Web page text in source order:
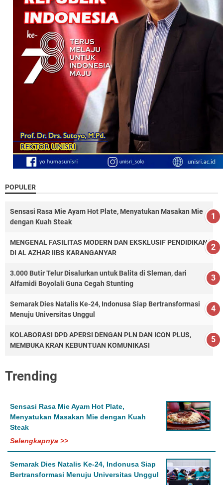
POPULER
Sensasi Rasa Mie Ayam Hot Plate, Menyatukan Masakan Mie
dengan Kuah Steak
MENGENAL FASILITAS MODERN DAN EKSKLUSIF PENDIDIKAN
DI AL AZHAR IIBS KARANGANYAR
3.000 Butir Telur Disalurkan untuk Balita di Sleman, dari
Alfamidi Boyolali Guna Cegah Stunting
Semarak Dies Natalis Ke-24, Indonusa Siap Bertransformasi
Menuju Universitas Unggul
KOLABORASI DPD APERSI DENGAN PLN DAN ICON PLUS,
MEMBUKA KRAN KEBUNTUAN KOMUNIKASI
Trending
Sensasi Rasa Mie Ayam Hot Plate,
Menyatukan Masakan Mie dengan Kuah
Steak
Selengkapnya >>
Semarak Dies Natalis Ke-24, Indonusa Siap
Bertransformasi Menuju Universitas Unggul